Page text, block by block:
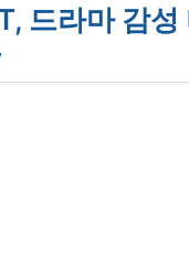
드라마 감성